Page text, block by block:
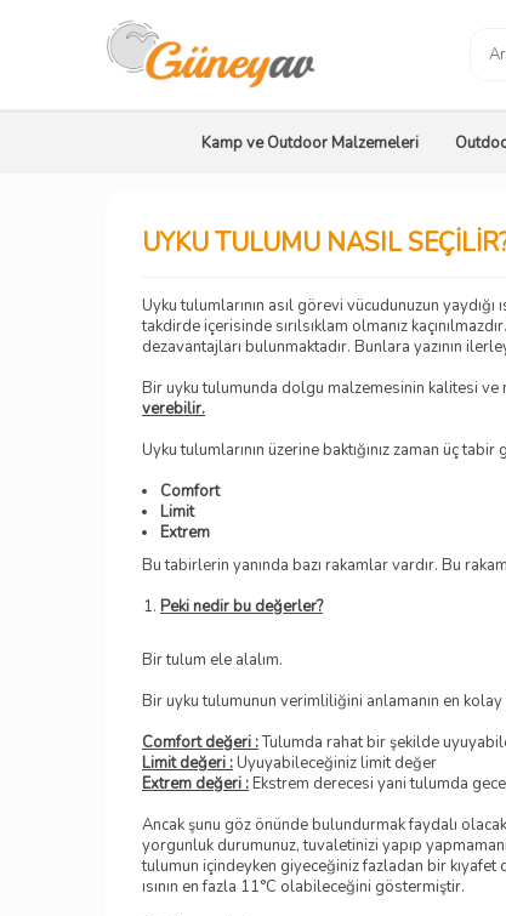
Kamp ve Outdoor Malzemeleri
UYKU TULUMU NASIL
Uyku tulumlarının asıl görevi vücudunuzun yaydığı
takdirde içerisinde sırılsıklam olmanız
dezavantajları bulunmaktadır. Bunlara yazının
Bir uyku tulumunda dolgu malzemesinin kalitesi
verebilir.
Uyku tulumlarının üzerine baktığınız zaman üç tabir
Comfort
Limit
Extrem
Bu tabirlerin yanında bazı rakamlar vardır. Bu
Peki nedir bu değerler?
Bir tulum ele alalım.
Bir uyku tulumunun verimliliğini anlamanın en
Comfort değeri :Tulumda rahat bir şekilde
Limit değeri :Uyuyabileceğiniz limit değer
Extrem değeri :Ekstrem derecesi yani tulumda
Ancak şunu göz önünde bulundurmak faydalı
yorgunluk durumunuz, tuvaletinizi yapıp
tulumun içindeyken giyeceğiniz fazladan bir kıyafet
ısının en fazla 11°C olabileceğini göstermiştir.